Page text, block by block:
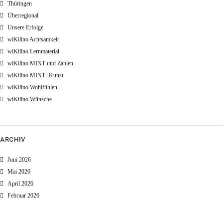
Thüringen
Überregional
Unsere Erfolge
wiKilino Achtsamkeit
wiKilino Lernmaterial
wiKilino MINT und Zahlen
wiKilino MINT+Kunst
wiKilino Wohlfühlen
wiKilino Wünsche
ARCHIV
Juni 2026
Mai 2026
April 2026
Februar 2026